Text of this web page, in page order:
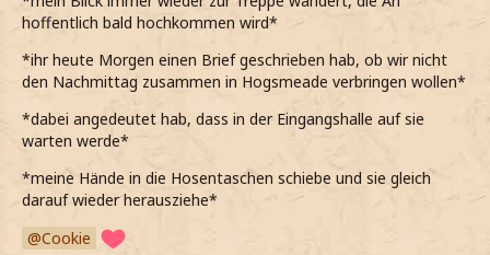
hoffentlich bald hochkommen wird*
*ihr heute Morgen einen Brief geschrieben hab, ob wir nicht
den Nachmittag zusammen in Hogsmeade verbringen wollen*
*dabei angedeutet hab, dass in der Eingangshalle auf sie
warten werde*
*meine Hände in die Hosentaschen schiebe und sie gleich
darauf wieder herausziehe*
Cookie